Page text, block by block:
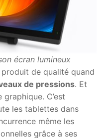
écran lumineux
de qualité quand
de pressions. Et
C’est
les tablettes dans
même les
grâce à ses